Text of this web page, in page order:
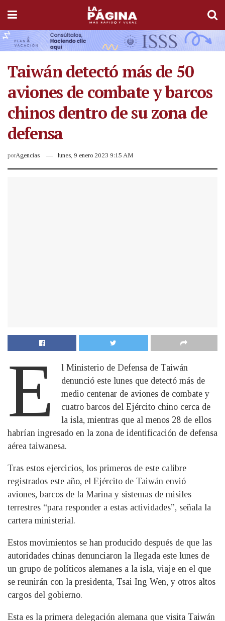
Taiwán detectó más de 50
aviones de combate y barcos
chinos dentro de su zona de
defensa
porAgencias lunes, 9 enero 2023 9:15 AM
E
l Ministerio de Defensa de Taiwán
denunció este lunes que detectó más de
medio centenar de aviones de combate y
cuatro barcos del Ejército chino cerca de
la isla, mientras que al menos 28 de ellos
habrían ingresado en la zona de identificación de defensa
aérea taiwanesa.
Tras estos ejercicios, los primeros de este calibre
registrados este año, el Ejército de Taiwán envió
aviones, barcos de la Marina y sistemas de misiles
terrestres “para responder a estas actividades”, señala la
cartera ministerial.
Estos movimientos se han producido después de que las
autoridades chinas denunciaron la llegada este lunes de
un grupo de políticos alemanes a la isla, viaje en el que
se reunirán con la presidenta, Tsai Ing Wen, y otros altos
cargos del gobierno.
Esta es la primera delegación alemana que visita Taiwán